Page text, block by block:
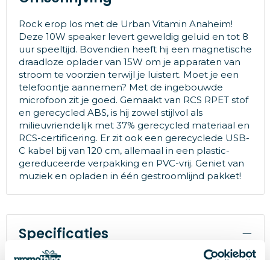
Rock erop los met de Urban Vitamin Anaheim!
Deze 10W speaker levert geweldig geluid en tot 8
uur speeltijd. Bovendien heeft hij een magnetische
draadloze oplader van 15W om je apparaten van
stroom te voorzien terwijl je luistert. Moet je een
telefoontje aannemen? Met de ingebouwde
microfoon zit je goed. Gemaakt van RCS RPET stof
en gerecycled ABS, is hij zowel stijlvol als
milieuvriendelijk met 37% gerecycled materiaal en
RCS-certificering. Er zit ook een gerecyclede USB-
C kabel bij van 120 cm, allemaal in een plastic-
gereduceerde verpakking en PVC-vrij. Geniet van
muziek en opladen in één gestroomlijnd pakket!
Specificaties